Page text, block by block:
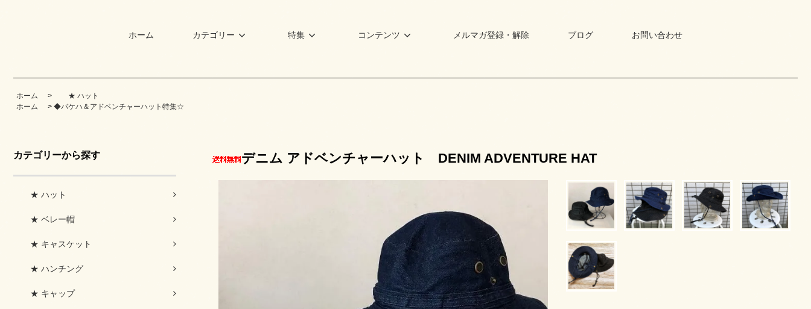
ホーム カテゴリー 特集 コンテンツ メルマガ登録・解除 ブログ お問い合わせ
ホーム >
★ ハット
ホーム
> ◆バケハ＆アドベンチャーハット特集☆
カテゴリーから探す
★ ハット
★ ベレー帽
★ キャスケット
★ ハンチング
★ キャップ
デニム アドベンチャーハット DENIM ADVENTURE HAT